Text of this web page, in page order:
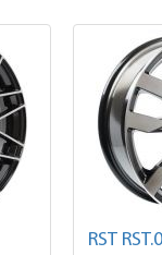
RST